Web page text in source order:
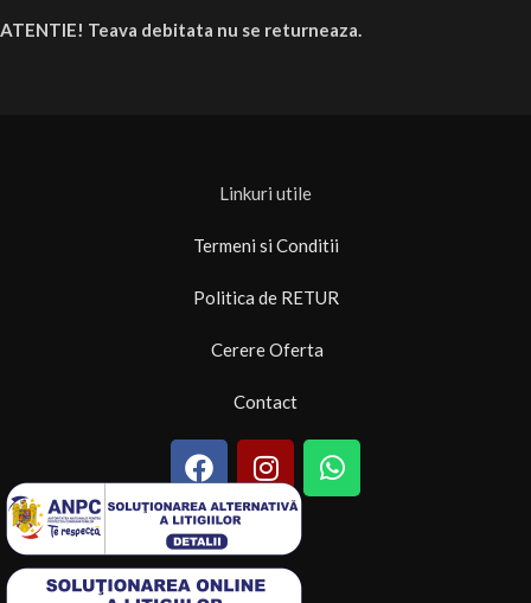
ATENTIE! Teava debitata nu se returneaza.
Linkuri utile
Termeni si Conditii
Politica de RETUR
Cerere Oferta
Contact